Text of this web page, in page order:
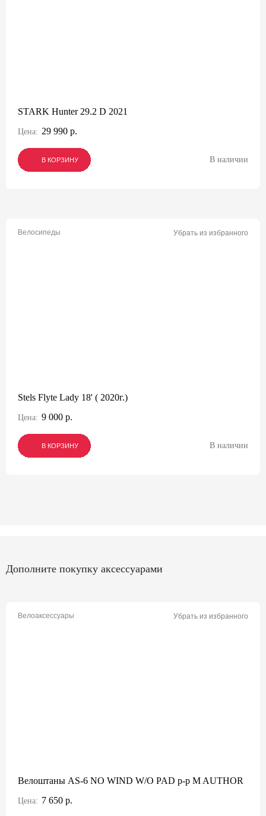
STARK Hunter 29.2 D 2021
Цена: 29 990 р.
В КОРЗИНУ
В КОРЗИНУ
В КОРЗИНУ В наличии
Велосипеды Убрать из избранного
Stels Flyte Lady 18' ( 2020г.)
Цена: 9 000 р.
В КОРЗИНУ
В КОРЗИНУ
В КОРЗИНУ В наличии
Дополните покупку аксессуарами
Велоаксессуары Убрать из избранного
Велоштаны AS-6 NO WIND W/O PAD р-р M AUTHOR
Цена: 7 650 р.